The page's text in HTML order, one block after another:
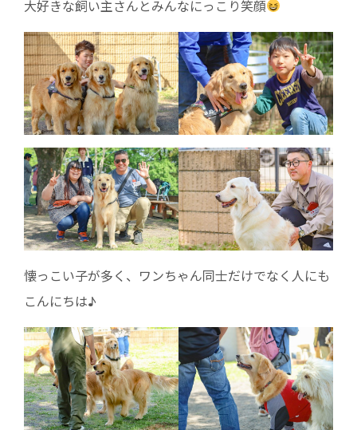
大好きな飼い主さんとみんなにっこり笑顔
懐っこい子が多く、ワンちゃん同士だけでなく人にも
こんにちは♪